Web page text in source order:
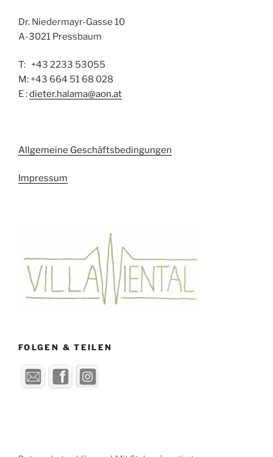
Dr. Niedermayr-Gasse 10
A-3021 Pressbaum
T: +43 2233 53055
M: +43 664 51 68 028
E :dieter.halama@aon.at
Allgemeine Geschäftsbedingungen
Impressum
FOLGEN & TEILEN